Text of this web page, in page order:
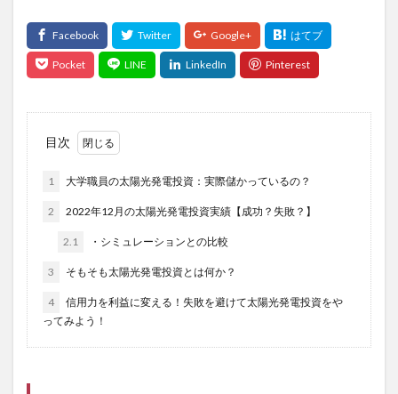
目次
1 大学職員の太陽光発電投資：実際儲かっているの？
2 2022年12月の太陽光発電投資実績【成功？失敗？】
2.1 ・シミュレーションとの比較
3 そもそも太陽光発電投資とは何か？
4
信用力を利益に変える！失敗を避けて太陽光発電投資をや
ってみよう！